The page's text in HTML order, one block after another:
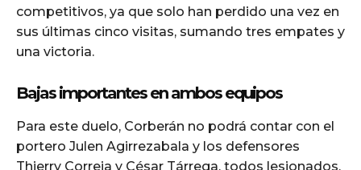
competitivos, ya que solo han perdido una vez en
sus últimas cinco visitas, sumando tres empates y
una victoria.
Bajas importantes en ambos equipos
Para este duelo, Corberán no podrá contar con el
portero Julen Agirrezabala y los defensores
Thierry Correia y César Tárrega, todos lesionados,